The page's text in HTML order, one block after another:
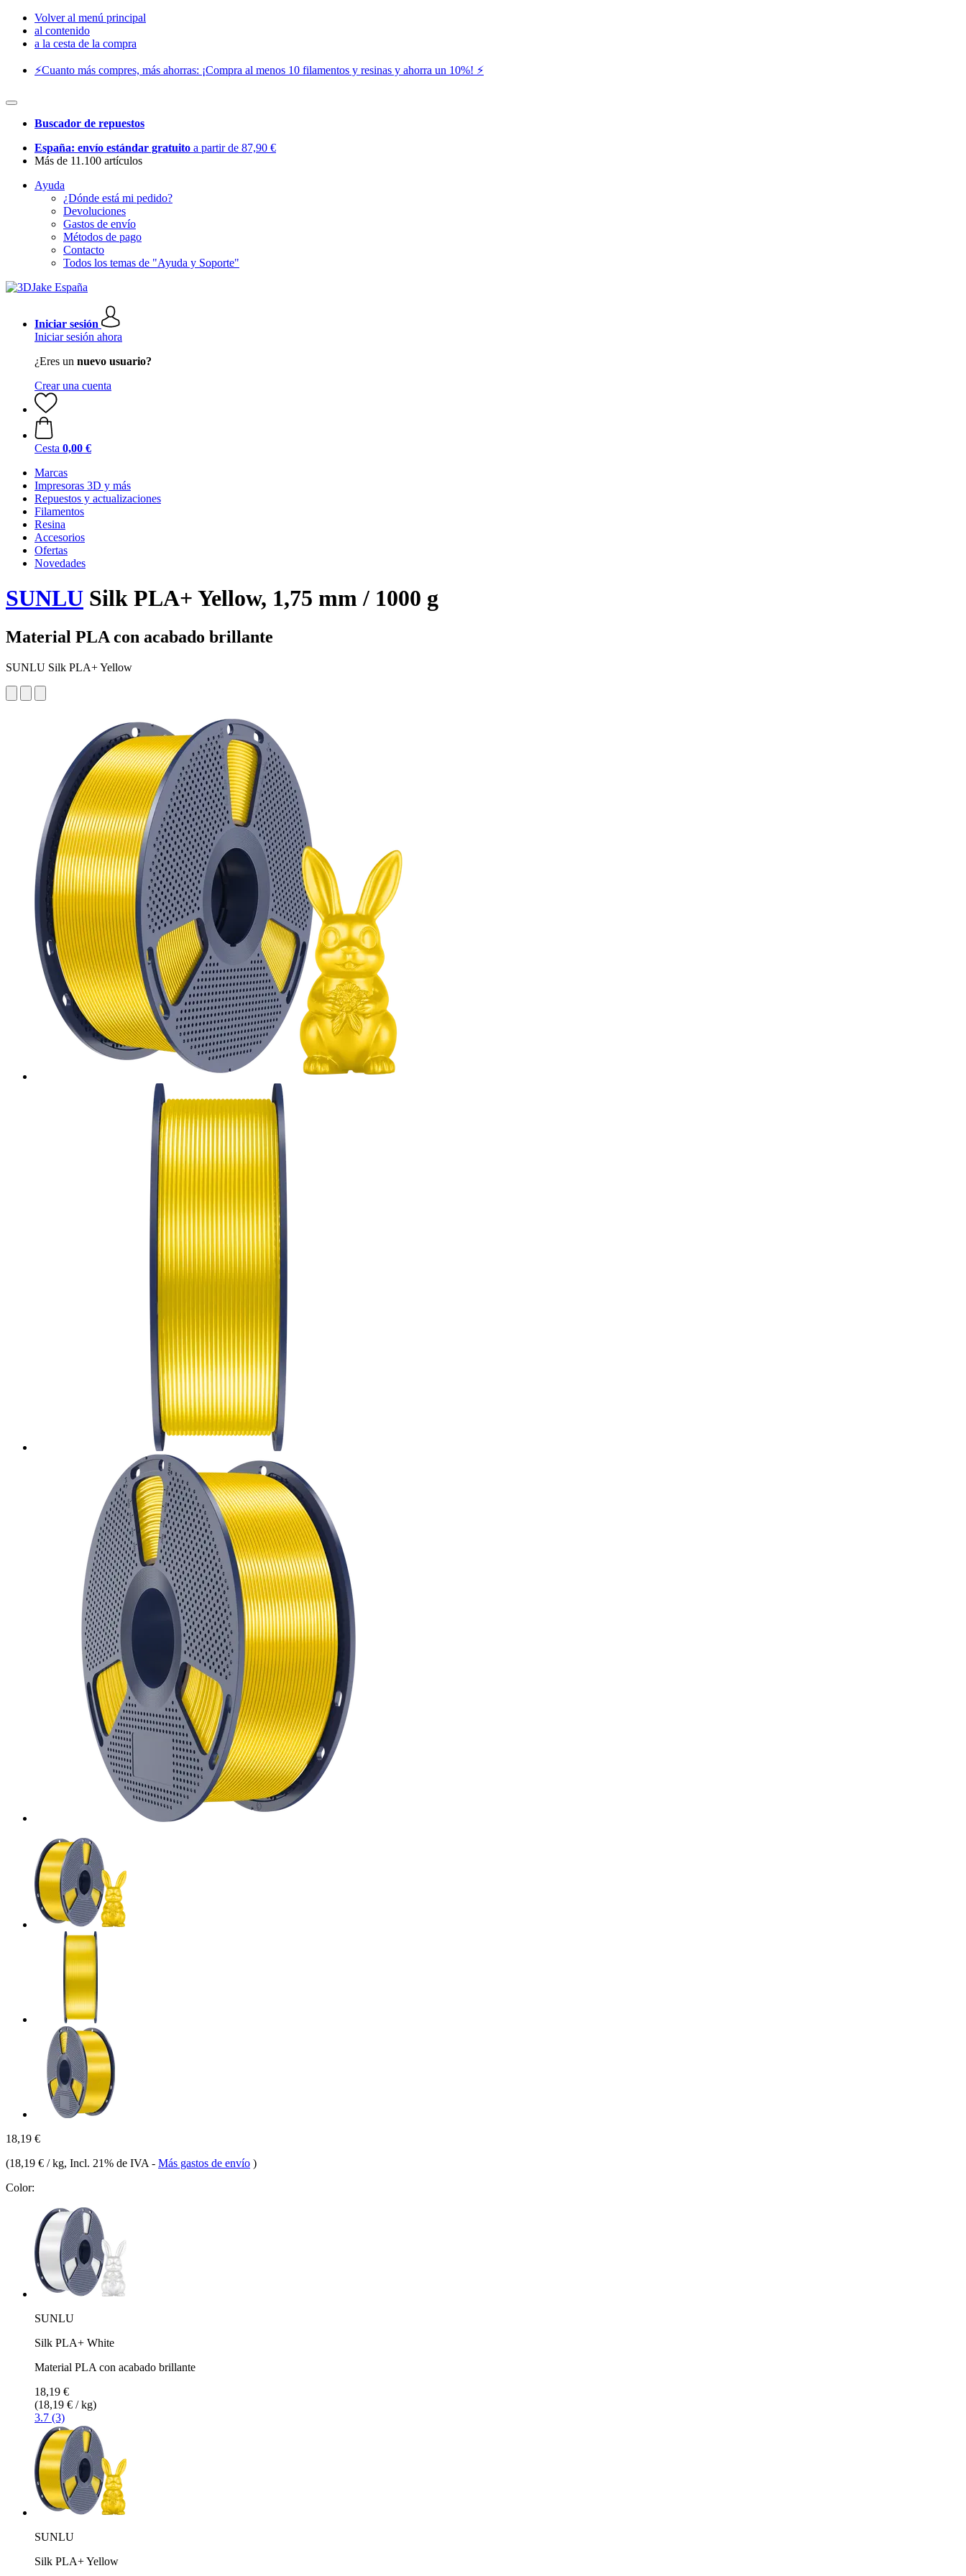
Volver al menú principal
al contenido
a la cesta de la compra
⚡️Cuanto más compres, más ahorras: ¡Compra al menos 10 filamentos y resinas y ahorra un 10%! ⚡️
Buscador de repuestos
España: envío estándar gratuito a partir de 87,90 €
Más de 11.100 artículos
Ayuda
¿Dónde está mi pedido?
Devoluciones
Gastos de envío
Métodos de pago
Contacto
Todos los temas de "Ayuda y Soporte"
Iniciar sesión
Iniciar sesión ahora
¿Eres un nuevo usuario?
Crear una cuenta
Cesta 0,00 €
Marcas
Impresoras 3D y más
Repuestos y actualizaciones
Filamentos
Resina
Accesorios
Ofertas
Novedades
SUNLU Silk PLA+ Yellow, 1,75 mm / 1000 g
Material PLA con acabado brillante
SUNLU Silk PLA+ Yellow
18,19 €
(18,19 € / kg, Incl. 21% de IVA - Más gastos de envío )
Color:
SUNLU
Silk PLA+ White
Material PLA con acabado brillante
18,19 €
(18,19 € / kg)
3.7 (3)
SUNLU
Silk PLA+ Yellow